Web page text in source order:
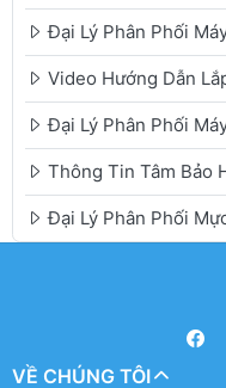
Đại Lý Phân Phối
Video Hướng Dẫn
Đại Lý Phân Phối
Thông Tin Tâm Bảo
Đại Lý Phân Phối
VỀ CHÚNG TÔI